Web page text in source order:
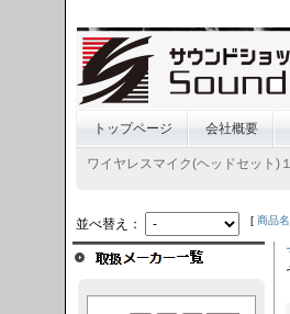
トップページ 会社概要
ワイヤレスマイク(ヘッドセット)
並べ替え： [ 商品